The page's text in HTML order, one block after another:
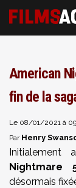
American
fin de la
Le 08/01/2021 à
Par Henry
Initialement
Nightmare
désormais